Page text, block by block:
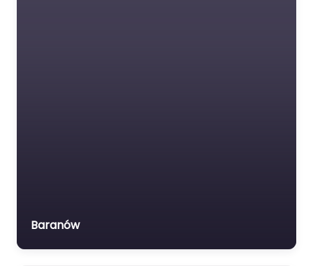
Baranów